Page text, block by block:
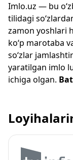
Imlo.uz — bu
tilidagi
zamon yoshlari
ko‘p marotaba
so‘zlar
yaratilgan imlo
ichiga olgan.